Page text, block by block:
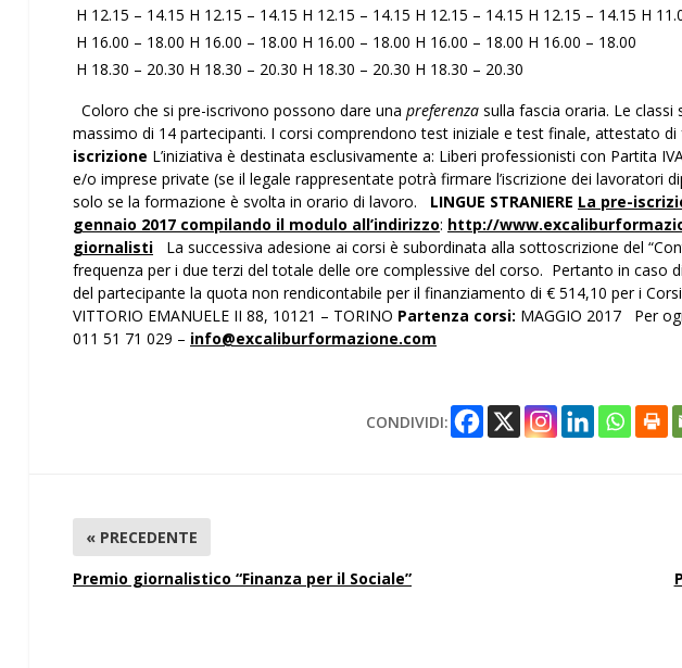
H 12.15 – 14.15 H 12.15 – 14.15 H 12.15 – 14.15 H 12.15 – 14.15 H 12.15 – 14.15 H
H 16.00 – 18.00 H 16.00 – 18.00 H 16.00 – 18.00 H 16.00 – 18.00 H 16.00 – 18.00
H 18.30 – 20.30 H 18.30 – 20.30 H 18.30 – 20.30 H 18.30 – 20.30
Coloro che si pre-iscrivono possono dare una preferenza sulla fascia oraria. Le
massimo di 14 partecipanti. I corsi comprendono test iniziale e test finale, attestato
iscrizione L’iniziativa è destinata esclusivamente a: Liberi professionisti con Partita
e/o imprese private (se il legale rappresentate potrà firmare l’iscrizione dei lavoratori
solo se la formazione è svolta in orario di lavoro. LINGUE STRANIERE La pre-
gennaio 2017 compilando il modulo all’indirizzo: http://
giornalisti La successiva adesione ai corsi è subordinata alla sottoscrizione del
frequenza per i due terzi del totale delle ore complessive del corso. Pertanto in caso
del partecipante la quota non rendicontabile per il finanziamento di € 514,10 per i Corsi
VITTORIO EMANUELE II 88, 10121 – TORINO Partenza corsi: MAGGIO 2017 Per
011 51 71 029 – info@excaliburformazione.com
CONDIVIDI:
« PRECEDENTE
Premio giornalistico “Finanza per il Sociale”